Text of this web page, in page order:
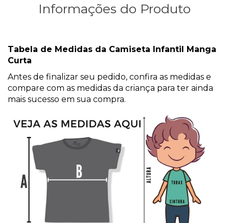
Informações do Produto
Tabela de Medidas da Camiseta Infantil Manga
Curta
Antes de finalizar seu pedido, confira as medidas e
compare com as medidas da criança para ter ainda
mais sucesso em sua compra.